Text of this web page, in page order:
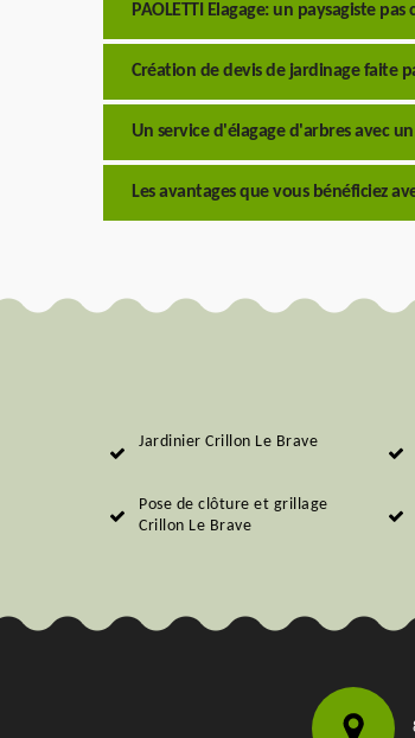
PAOLETTI Elagage: un paysagiste
Création de devis de jardinage faite
Un service d'élagage d'arbres avec
Les avantages que vous bénéficiez
Jardinier Crillon Le Brave
Pose de clôture et grillage
Crillon Le Brave